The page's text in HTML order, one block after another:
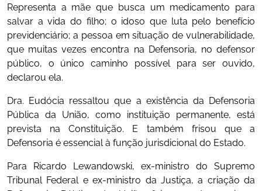
Representa a mãe que busca um medicamento para
salvar a vida do filho; o idoso que luta pelo benefício
previdenciário; a pessoa em situação de vulnerabilidade,
que muitas vezes encontra na Defensoria, no defensor
público, o único caminho possível para ser ouvido,
declarou ela.
Dra. Eudócia ressaltou que a existência da Defensoria
Pública da União, como instituição permanente, está
prevista na Constituição. E também frisou que a
Defensoria é essencial à função jurisdicional do Estado.
Para Ricardo Lewandowski, ex-ministro do Supremo
Tribunal Federal e ex-ministro da Justiça, a criação da